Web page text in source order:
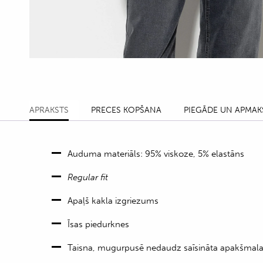
APRAKSTS PRECES KOPŠANA PIEGĀDE UN
Auduma materiāls: 95% viskoze, 5% elastāns
Regular fit
Apaļš kakla izgriezums
Īsas piedurknes
Taisna, mugurpusē nedaudz saīsināta apakšmala